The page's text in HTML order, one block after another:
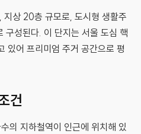
상 20층 규모로, 도시형 생활주
성된다. 이 단지는 서울 도심 핵
있어 프리미엄 주거 공간으로 평
건
의 지하철역이 인근에 위치해 있